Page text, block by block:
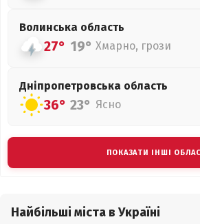
Волинська область
27° 19° Хмарно, грози
Дніпропетровська область
36° 23° Ясно
ПОКАЗАТИ ІНШІ
Найбільші міста в Україні